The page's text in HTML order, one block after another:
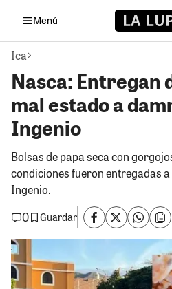
Menú
Ica
Nasca: Entregan
mal estado a
Ingenio
Bolsas de papa seca con
condiciones fueron entregadas
Ingenio.
0
Guardar